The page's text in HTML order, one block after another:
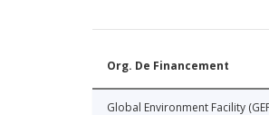
Org. De Financement
Global Environment Facility